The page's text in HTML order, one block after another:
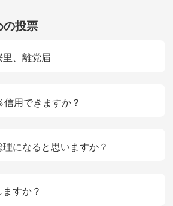
の投票
里、離党届
用できますか？
になると思いますか？
すか？